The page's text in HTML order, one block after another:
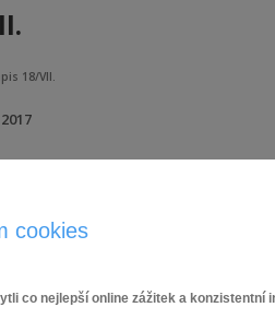
cookies
co nejlepší online zážitek a konzistentní
18/VII.